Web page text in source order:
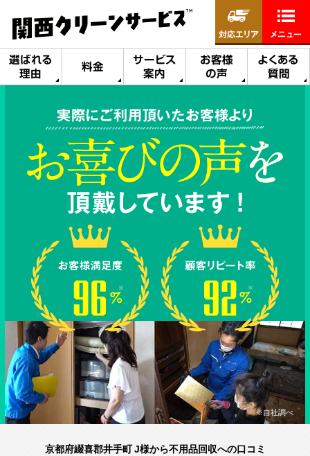
選ばれる
理由
料金
サービス
案内
お客様
の声
よくある
質問
対応エリア メニュー
実際にご利用頂いたお客様より
※自社調べ
京都府綴喜郡井手町 J様から不用品回収への口コミ